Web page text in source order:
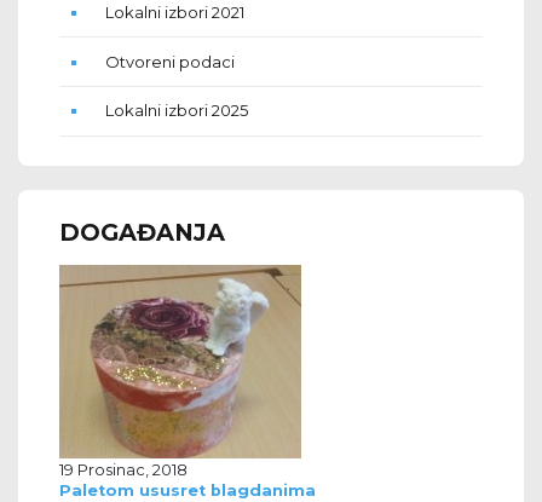
Lokalni izbori 2021
Otvoreni podaci
Lokalni izbori 2025
DOGAĐANJA
19 Prosinac, 2018
Paletom ususret blagdanima